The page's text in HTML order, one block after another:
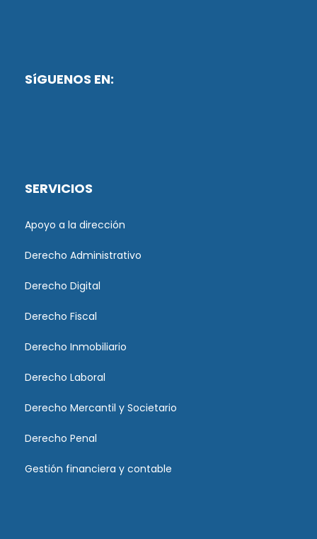
SíGUENOS EN:
SERVICIOS
Apoyo a la dirección
Derecho Administrativo
Derecho Digital
Derecho Fiscal
Derecho Inmobiliario
Derecho Laboral
Derecho Mercantil y Societario
Derecho Penal
Gestión financiera y contable